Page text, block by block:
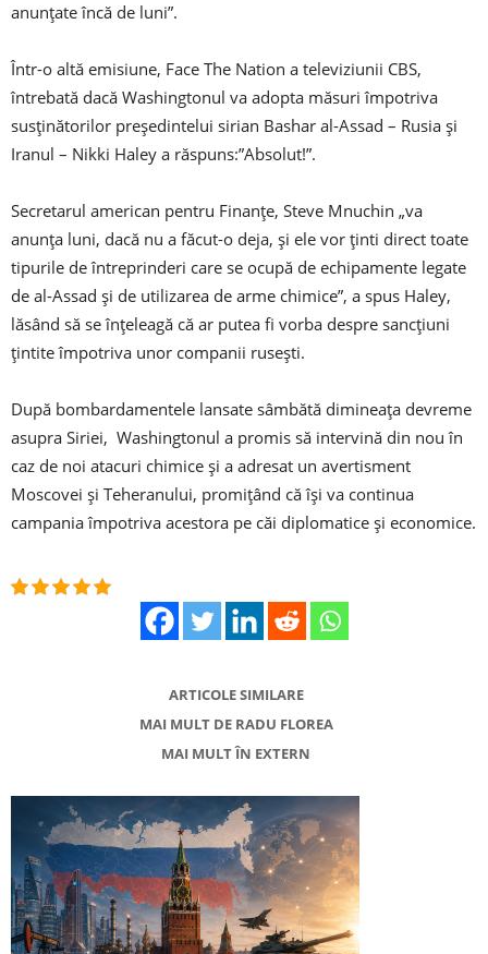
anunțate încă de luni”.
Într-o altă emisiune, Face The Nation a televiziunii CBS,
întrebată dacă Washingtonul va adopta măsuri împotriva
susţinătorilor preşedintelui sirian Bashar al-Assad – Rusia şi
Iranul – Nikki Haley a răspuns:”Absolut!”.
Secretarul american pentru Finanțe, Steve Mnuchin „va
anunţa luni, dacă nu a făcut-o deja, şi ele vor ţinti direct toate
tipurile de întreprinderi care se ocupă de echipamente legate
de al-Assad şi de utilizarea de arme chimice”, a spus Haley,
lăsând să se înţeleagă că ar putea fi vorba despre sancţiuni
ţintite împotriva unor companii ruseşti.
După bombardamentele lansate sâmbătă dimineața devreme
asupra Siriei, Washingtonul a promis să intervină din nou în
caz de noi atacuri chimice şi a adresat un avertisment
Moscovei şi Teheranului, promiţând că își va continua
campania împotriva acestora pe căi diplomatice şi economice.
ARTICOLE SIMILARE
MAI MULT DE RADU FLOREA
MAI MULT ÎN EXTERN